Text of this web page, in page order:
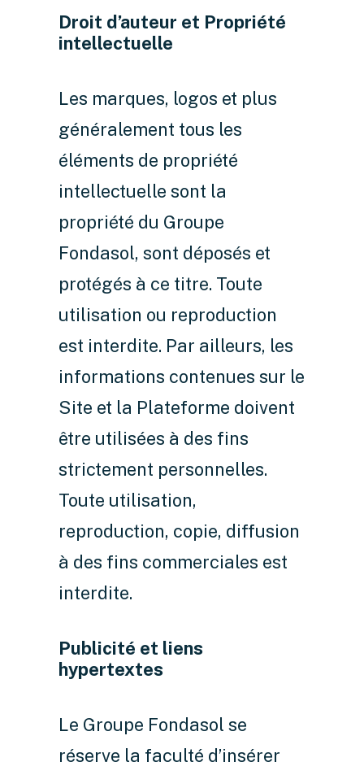
Droit d’auteur et Propriété
intellectuelle
Les marques, logos et plus
généralement tous les
éléments de propriété
intellectuelle sont la
propriété du Groupe
Fondasol, sont déposés et
protégés à ce titre. Toute
utilisation ou reproduction
est interdite. Par ailleurs, les
informations contenues sur le
Site et la Plateforme doivent
être utilisées à des fins
strictement personnelles.
Toute utilisation,
reproduction, copie, diffusion
à des fins commerciales est
interdite.
Publicité et liens
hypertextes
Le Groupe Fondasol se
réserve la faculté d’insérer